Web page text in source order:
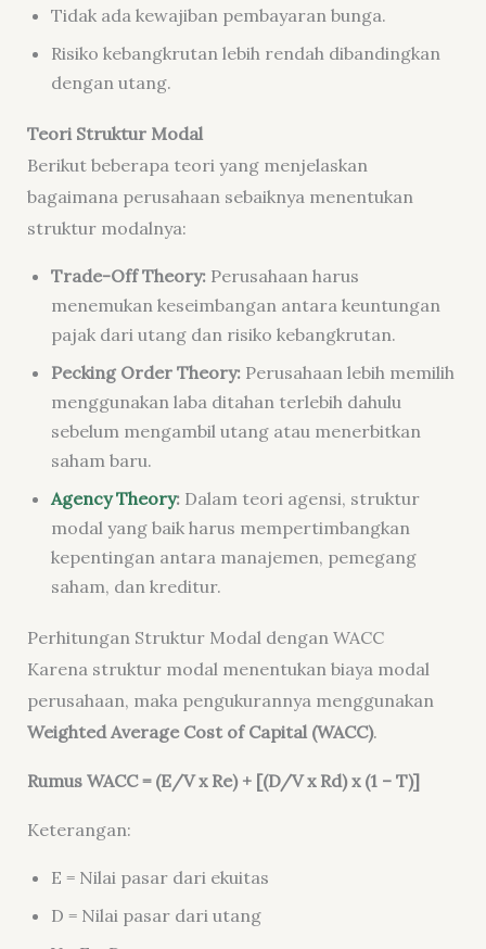
Tidak ada kewajiban pembayaran bunga.
Risiko kebangkrutan lebih rendah dibandingkan
dengan utang.
Teori Struktur Modal
Berikut beberapa teori yang menjelaskan
bagaimana perusahaan sebaiknya menentukan
struktur modalnya:
Trade-Off Theory:Perusahaan harus
menemukan keseimbangan antara keuntungan
pajak dari utang dan risiko kebangkrutan.
Pecking Order Theory:Perusahaan lebih memilih
menggunakan laba ditahan terlebih dahulu
sebelum mengambil utang atau menerbitkan
saham baru.
Agency Theory:Dalam teori agensi, struktur
modal yang baik harus mempertimbangkan
kepentingan antara manajemen, pemegang
saham, dan kreditur.
Perhitungan Struktur Modal dengan WACC
Karena struktur modal menentukan biaya modal
perusahaan, maka pengukurannya menggunakan
Weighted Average Cost of Capital (WACC).
Rumus WACC = (E/V x Re) + [(D/V x Rd) x (1 – T)]
Keterangan:
E = Nilai pasar dari ekuitas
D = Nilai pasar dari utang